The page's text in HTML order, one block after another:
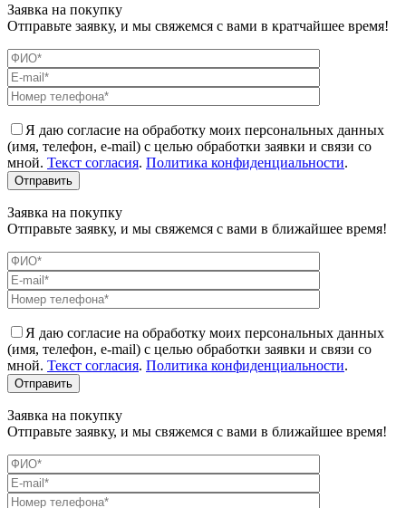
Заявка на покупку
Отправьте заявку, и мы свяжемся с вами в кратчайшее время!
Я даю согласие на обработку моих персональных данных
(имя, телефон, e-mail) с целью обработки заявки и связи со
мной. Текст согласия. Политика конфиденциальности.
Заявка на покупку
Отправьте заявку, и мы свяжемся с вами в ближайшее время!
Я даю согласие на обработку моих персональных данных
(имя, телефон, e-mail) с целью обработки заявки и связи со
мной. Текст согласия. Политика конфиденциальности.
Заявка на покупку
Отправьте заявку, и мы свяжемся с вами в ближайшее время!